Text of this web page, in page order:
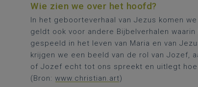
Wie zien we over het hoofd?
In het geboorteverhaal van Jezus komen
geldt ook voor andere Bijbelverhalen
gespeeld in het leven van Maria en van
krijgen we een beeld van de rol van Jozef,
of Jozef echt tot ons spreekt en uitlegt
(Bron: www.christian.art)